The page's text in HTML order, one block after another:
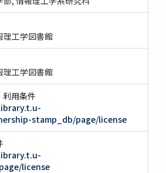
理工学図書館
理工学図書館
利用条件
stamp_db/page/license
license